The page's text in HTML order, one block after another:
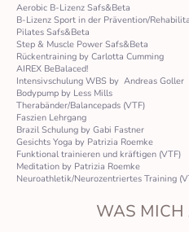
Aerobic B-Lizenz Safs&Beta
B-Lizenz Sport in der Prävention/
Pilates Safs&Beta
Step & Muscle Power Safs&Beta
Rückentraining by Carlotta Cumming
AIREX BeBalaced!
Intensivschulung WBS by Andreas Goller
Bodypump by Less Mills
Therabänder/Balancepads (VTF)
Faszien Lehrgang
Brazil Schulung by Gabi Fastner
Gesichts Yoga by Patrizia Roemke
Funktional trainieren und kräftigen (VTF)
Meditation by Patrizia Roemke
Neuroathletik/Neurozentriertes Training
WAS MICH